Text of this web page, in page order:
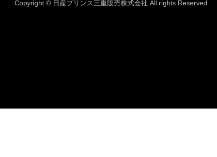
Copyright © 日産プリンス三重販売株式会社 All rights Reserved.